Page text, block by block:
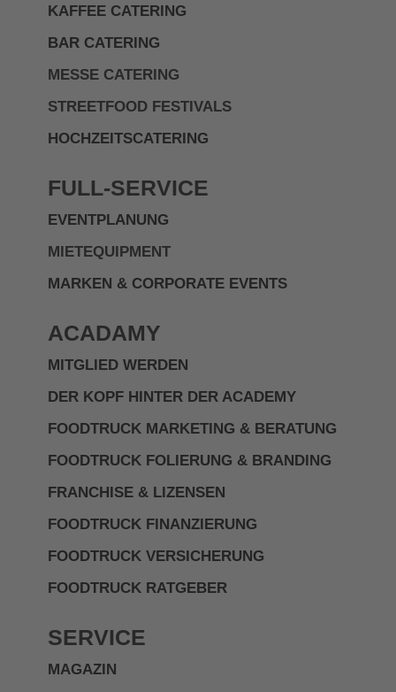
KAFFEE CATERING
BAR CATERING
MESSE CATERING
STREETFOOD FESTIVALS
HOCHZEITSCATERING
FULL-SERVICE
EVENTPLANUNG
MIETEQUIPMENT
MARKEN & CORPORATE EVENTS
ACADAMY
MITGLIED WERDEN
DER KOPF HINTER DER ACADEMY
FOODTRUCK MARKETING & BERATUNG
FOODTRUCK FOLIERUNG & BRANDING
FRANCHISE & LIZENSEN
FOODTRUCK FINANZIERUNG
FOODTRUCK VERSICHERUNG
FOODTRUCK RATGEBER
SERVICE
MAGAZIN